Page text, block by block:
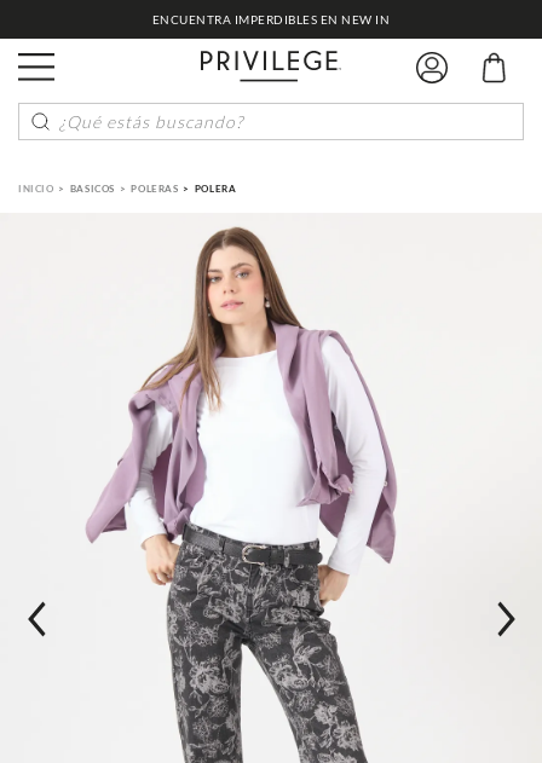
ENCUENTRA IMPERDIBLES EN NEW IN
¿Qué estás buscando?
BASICOS POLERAS POLERA